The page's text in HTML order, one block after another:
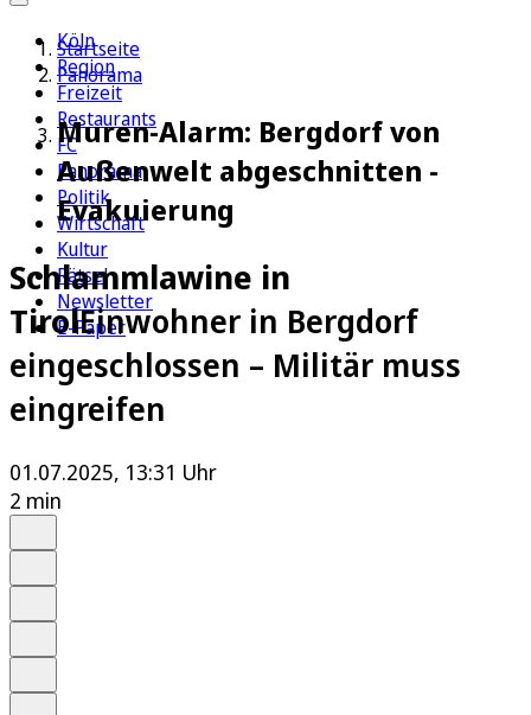
Köln
Region
Freizeit
Restaurants
FC
Panorama
Politik
Wirtschaft
Kultur
Rätsel
Newsletter
E-Paper
Startseite
Panorama
Muren-Alarm: Bergdorf von
Außenwelt abgeschnitten -
Evakuierung
Schlammlawine in
TirolEinwohner in Bergdorf
eingeschlossen – Militär muss
eingreifen
01.07.2025, 13:31 Uhr
2 min